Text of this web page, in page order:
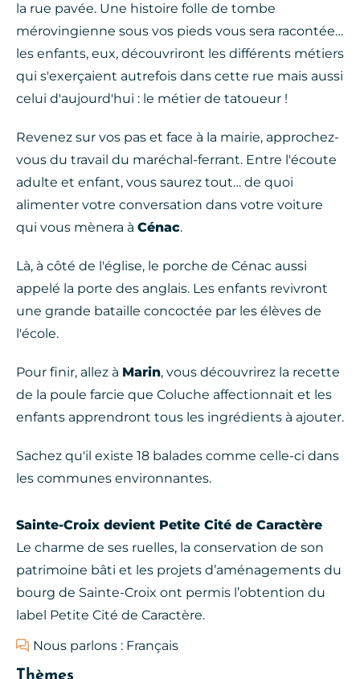
la rue pavée. Une histoire folle de tombe
mérovingienne sous vos pieds vous sera racontée…
les enfants, eux, découvriront les différents métiers
qui s'exerçaient autrefois dans cette rue mais aussi
celui d'aujourd'hui : le métier de tatoueur !
Revenez sur vos pas et face à la mairie, approchez-
vous du travail du maréchal-ferrant. Entre l'écoute
adulte et enfant, vous saurez tout… de quoi
alimenter votre conversation dans votre voiture
qui vous mènera à Cénac.
Là, à côté de l'église, le porche de Cénac aussi
appelé la porte des anglais. Les enfants revivront
une grande bataille concoctée par les élèves de
l'école.
Pour finir, allez à Marin, vous découvrirez la recette
de la poule farcie que Coluche affectionnait et les
enfants apprendront tous les ingrédients à ajouter.
Sachez qu'il existe 18 balades comme celle-ci dans
les communes environnantes.
Sainte-Croix devient Petite Cité de Caractère
Le charme de ses ruelles, la conservation de son
patrimoine bâti et les projets d’aménagements du
bourg de Sainte-Croix ont permis l’obtention du
label Petite Cité de Caractère.
Nous parlons : Français